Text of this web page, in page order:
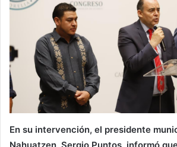
En su intervención, el presidente